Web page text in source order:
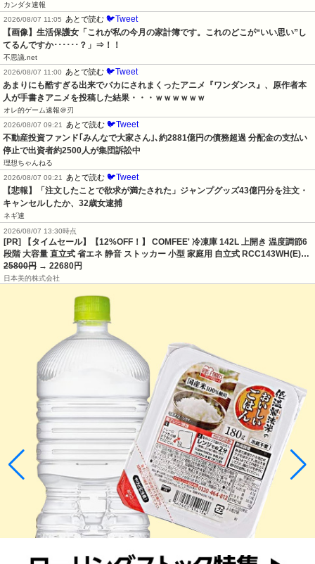
カンダタ速報
2026/08/07 11:05 あとで読む 🐦Tweet
【画像】生活保護女「これが私の今月の家計簿です。これのどこが“いい思い”し
てるんですか･･････？」⇒！！
不思議.net
2026/08/07 11:00 あとで読む 🐦Tweet
あまりにも酷すぎる出来でバカにされまくったアニメ『ワンダンス』、原作者本
人が手書きアニメを投稿した結果・・・ｗｗｗｗｗｗ
オレ的ゲーム速報＠刃
2026/08/07 09:21 あとで読む 🐦Tweet
不動産投資ファンド｢みんなで大家さん｣､約2881億円の債務超過 分配金の支払い
停止で出資者約2500人が集団訴訟中
理想ちゃんねる
2026/08/07 09:21 あとで読む 🐦Tweet
【悲報】「注文したことで欲求が満たされた」ジャンプグッズ43億円分を注文・
キャンセルしたか、32歳女逮捕
ネギ速
2026/08/07 13:30時点
[PR] 【タイムセール】【12%OFF！】 COMFEE' 冷凍庫 142L 上開き 温度調節6
段階 大容量 直立式 省エネ 静音 ストッカー 小型 家庭用 自立式 RCC143WH(E)…
25800円 → 22680円
日本美的株式会社